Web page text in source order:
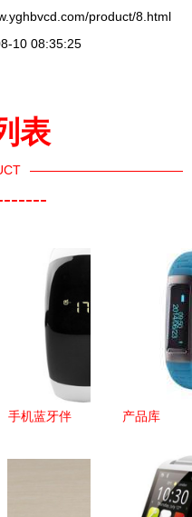
product/8.html
10 08:35:25
表
手机蓝牙伴
产品库